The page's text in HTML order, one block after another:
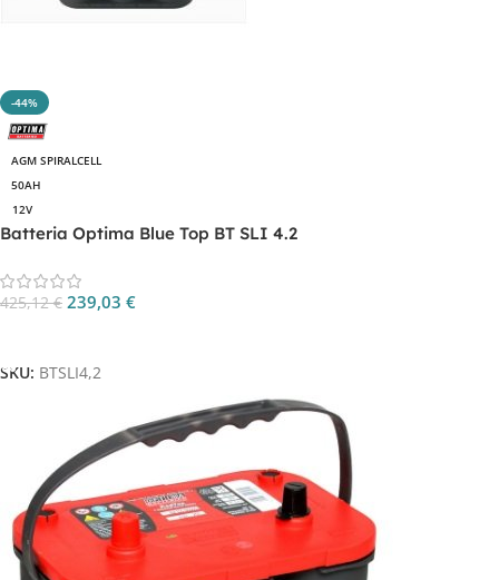
-44%
AGM SPIRALCELL
50AH
12V
Batteria Optima Blue Top BT SLI 4.2
425,12€ 239,03 €
SKU: BTSLI4,2